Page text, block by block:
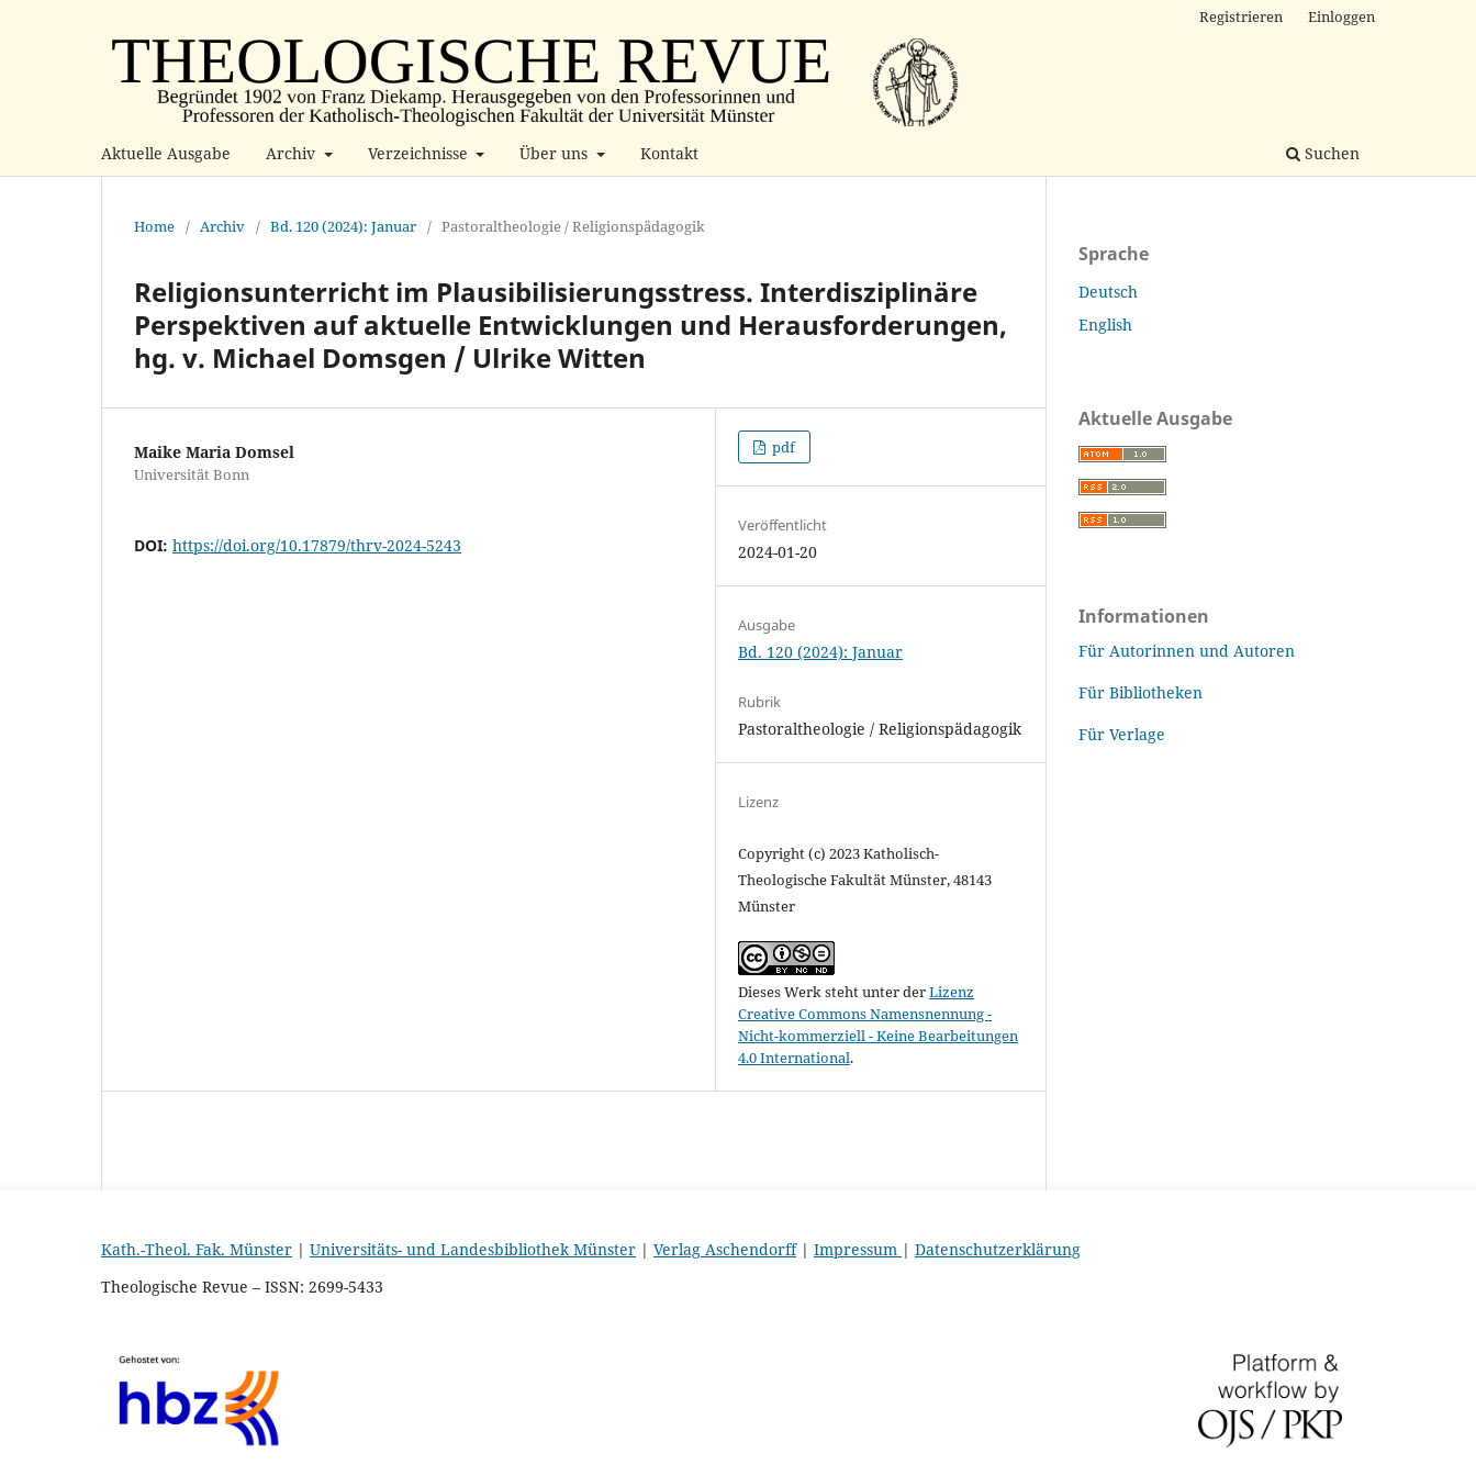
Aktuelle Ausgabe Archiv Verzeichnisse Über uns Kontakt Suchen
Registrieren Einloggen
Home / Archiv / Bd. 120 (2024): Januar / Pastoraltheologie / Religionspädagogik
Religionsunterricht im Plausibilisierungsstress. Interdisziplinäre
Perspektiven auf aktuelle Entwicklungen und Herausforderungen,
hg. v. Michael Domsgen / Ulrike Witten
Maike Maria Domsel
Universität Bonn
DOI: https://doi.org/10.17879/thrv-2024-5243
pdf
Veröffentlicht
2024-01-20
Ausgabe
Bd. 120 (2024): Januar
Rubrik
Pastoraltheologie / Religionspädagogik
Lizenz
Copyright (c) 2023 Katholisch-
Theologische Fakultät Münster, 48143
Münster
Dieses Werk steht unter derLizenz
Creative Commons Namensnennung -
Nicht-kommerziell - Keine Bearbeitungen
4.0 International.
Sprache
Deutsch
English
Aktuelle Ausgabe
Informationen
Für Autorinnen und Autoren
Für Bibliotheken
Für Verlage
Kath.-Theol. Fak. Münster | Universitäts- und Landesbibliothek Münster | Verlag Aschendorff| Impressum | Datenschutzerklärung
Theologische Revue – ISSN: 2699-5433